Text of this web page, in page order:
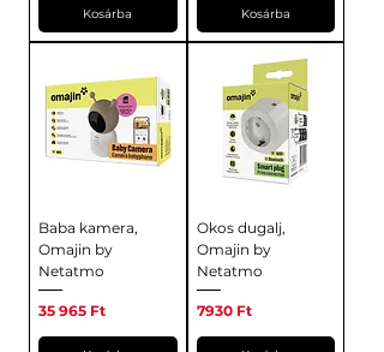
Kosárba Kosárba
Baba kamera,
Omajin by
Netatmo
Ár
35 965 Ft
Okos dugalj,
Omajin by
Netatmo
Ár
7930 Ft